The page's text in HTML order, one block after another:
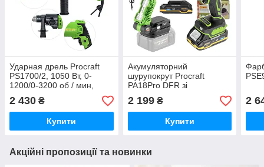
Ударная дрель Procraft
PS1700/2, 1050 Вт, 0-
1200/0-3200 об / мин,
ключевая 13 MM
Німеччина
2 430 ₴
Купити
Акумуляторний
шурупокрут Procraft
PA18Pro DFR зі
світлодіодним
підсвічуванням LL20bb
Німеччина
2 199₴
Купити
2
Акційні пропозиції та новинки